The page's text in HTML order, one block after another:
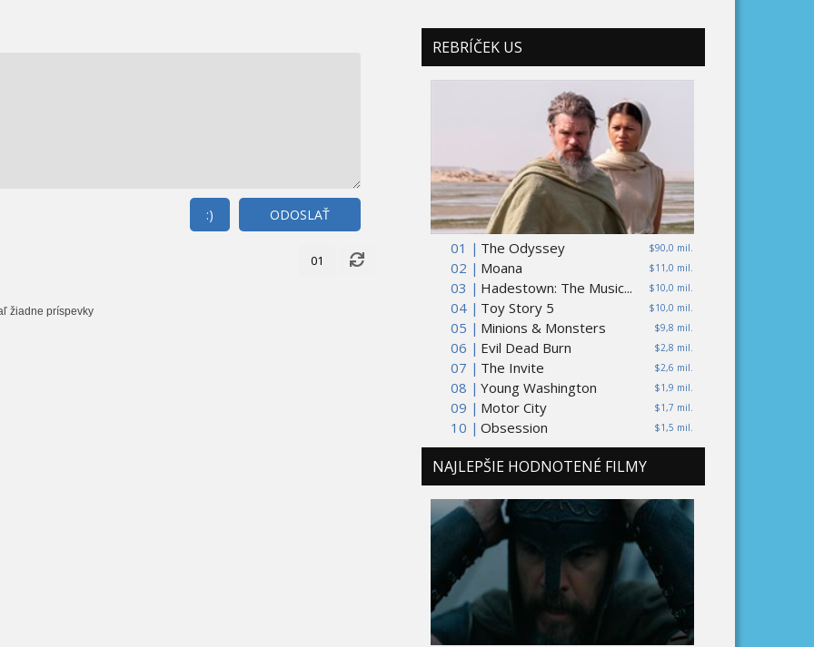
ODOSLAŤ
:)
01
žiadne príspevky
REBRÍČEK US
01 | $90,0 mil.
The Odyssey
02 |
$11,0 mil.
Moana
03 |
$10,0 mil.
Hadestown: The Music...
04 |
$10,0 mil.
Toy Story 5
05 |
$9,8 mil.
Minions & Monsters
06 |
$2,8 mil.
Evil Dead Burn
07 |
$2,6 mil.
The Invite
08 |
$1,9 mil.
Young Washington
09 |
$1,7 mil.
Motor City
10 |
$1,5 mil.
Obsession
NAJLEPŠIE HODNOTENÉ FILMY